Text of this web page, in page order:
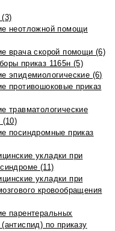
неотложной помощи
врача скорой помощи (6)
приказ 1165н (5)
эпидемиологические (6)
противошоковые приказ
травматологические
(10)
посиндромные приказ
укладки при
(11)
укладки при
кровообращения
парентеральных
по приказу